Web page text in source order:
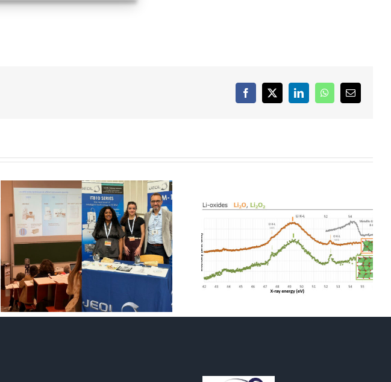
Facebook
X LinkedInWhatsApp
Email
Nouveau spectrometre :
SXES XLR (jusqu’à 35eV)